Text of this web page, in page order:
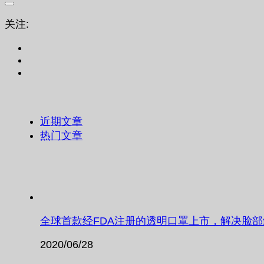
关注:
近期文章
热门文章
全球首款经FDA注册的透明口罩上市，解决脸
2020/06/28